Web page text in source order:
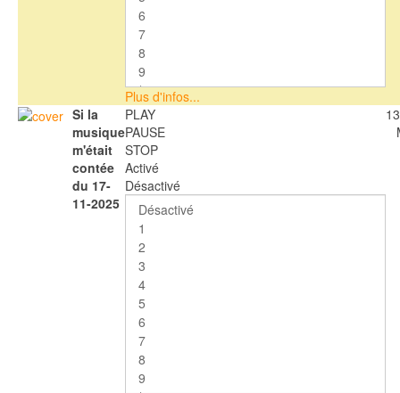
Plus d'infos...
Si la
musique
m'était
contée
du 17-
11-2025
PLAY
PAUSE
STOP
Activé
Désactivé